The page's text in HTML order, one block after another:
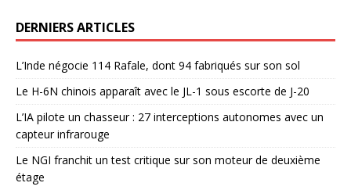
DERNIERS ARTICLES
L’Inde négocie 114 Rafale, dont 94 fabriqués sur son sol
Le H-6N chinois apparaît avec le JL-1 sous escorte de J-20
L’IA pilote un chasseur : 27 interceptions autonomes avec un
capteur infrarouge
Le NGI franchit un test critique sur son moteur de deuxième
étage